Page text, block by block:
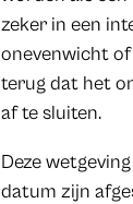
zeker in een
onevenwicht of
terug dat het
af te sluiten.
Deze
datum zijn